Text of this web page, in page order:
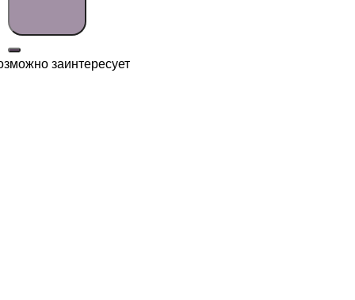
заинтересует